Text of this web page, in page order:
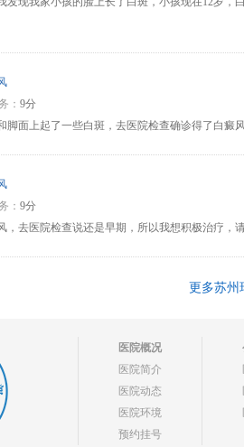
： 9分
脚面上起了一些白斑，去医院检查确诊得了白
： 9分
，去医院检查说还是早期，所以我想积极治疗，
更多苏州
医院概况
医院简介
医院动态
医院环境
预约挂号